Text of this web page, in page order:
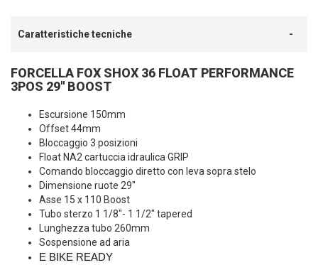
Caratteristiche tecniche
FORCELLA FOX SHOX 36 FLOAT PERFORMANCE
3POS 29'' BOOST
Escursione 150mm
Offset 44mm
Bloccaggio 3 posizioni
Float NA2 cartuccia idraulica GRIP
Comando bloccaggio diretto con leva sopra stelo
Dimensione ruote 29''
Asse 15 x 110 Boost
Tubo sterzo 1 1/8"- 1 1/2" tapered
Lunghezza tubo 260mm
Sospensione ad aria
E BIKE READY